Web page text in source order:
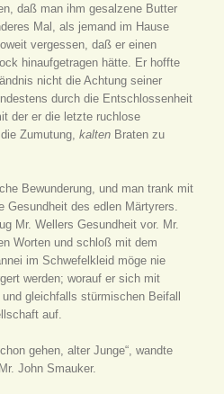
daß man ihm gesalzene Butter
Mal, als jemand im Hause
vergessen, daß er einen
hinaufgetragen hätte. Er hoffte
nicht die Achtung seiner
durch die Entschlossenheit
der er die letzte ruchlose
Zumutung, kalten Braten zu
Bewunderung, und man trank mit
des edlen Märtyrers.
Mr. Wellers Gesundheit vor. Mr.
Worten und schloß mit dem
im Schwefelkleid möge nie
werden; worauf er sich mit
gleichfalls stürmischen Beifall
auf.
gehen, alter Junge“, wandte
John Smauker.